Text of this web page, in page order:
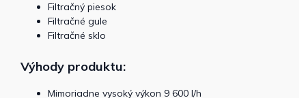
Filtračný piesok
Filtračné gule
Filtračné sklo
Výhody produktu:
Mimoriadne vysoký výkon 9 600 l/h